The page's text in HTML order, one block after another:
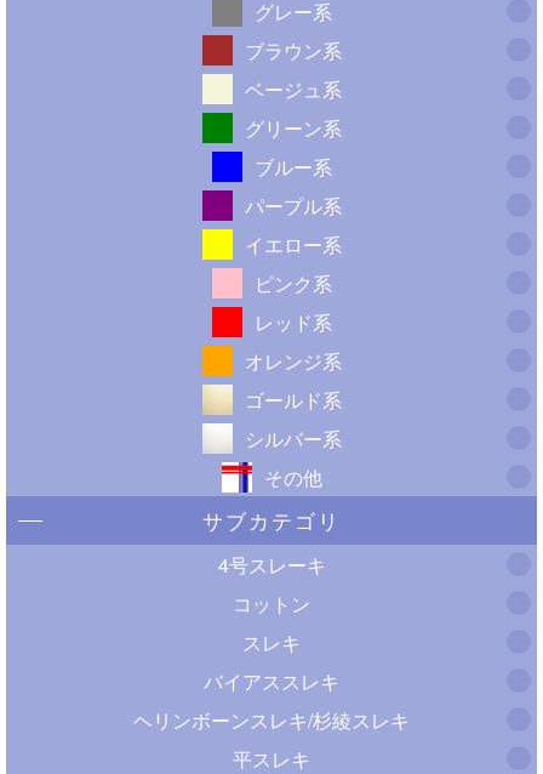
グレー系
ブラウン系
ベージュ系
グリーン系
ブルー系
パープル系
イエロー系
ピンク系
レッド系
オレンジ系
ゴールド系
シルバー系
その他
サブカテゴリ
4号スレーキ
コットン
スレキ
バイアススレキ
ヘリンボーンスレキ/杉綾スレキ
平スレキ